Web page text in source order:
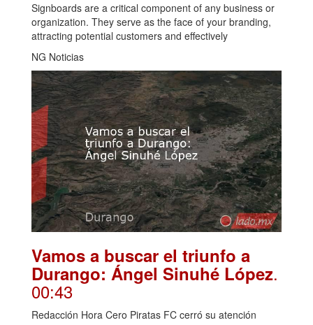
Signboards are a critical component of any business or
organization. They serve as the face of your branding,
attracting potential customers and effectively
NG Noticias
Vamos a buscar el triunfo a
Durango: Ángel Sinuhé López.
00:43
Redacción Hora Cero Piratas FC cerró su atención